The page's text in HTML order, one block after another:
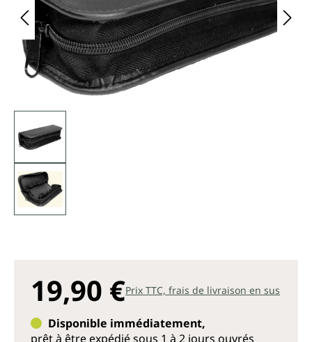
19,90 €Prix TTC, frais de livraison en sus
Disponible immédiatement,
prêt à être expédié sous 1 à 2 jours ouvrés